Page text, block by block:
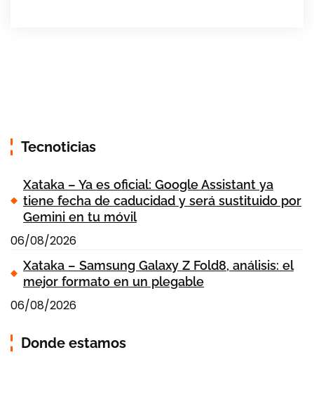
Tecnoticias
Xataka – Ya es oficial: Google Assistant ya
tiene fecha de caducidad y será sustituido por
Gemini en tu móvil
06/08/2026
Xataka – Samsung Galaxy Z Fold8, análisis: el
mejor formato en un plegable
06/08/2026
Donde estamos